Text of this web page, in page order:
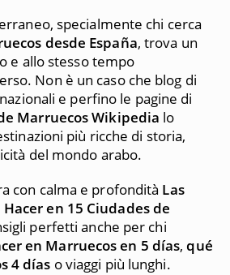
specialmente chi cerca
desde España, trova un
e allo stesso tempo
Non è un caso che blog di
e perfino le pagine di
Marruecos Wikipedia lo
più ricche di storia,
del mondo arabo.
con calma e profondità Las
en 15 Ciudades de
perfetti anche per chi
en Marruecos en 5 días,qué
4 días o viaggi più lunghi.